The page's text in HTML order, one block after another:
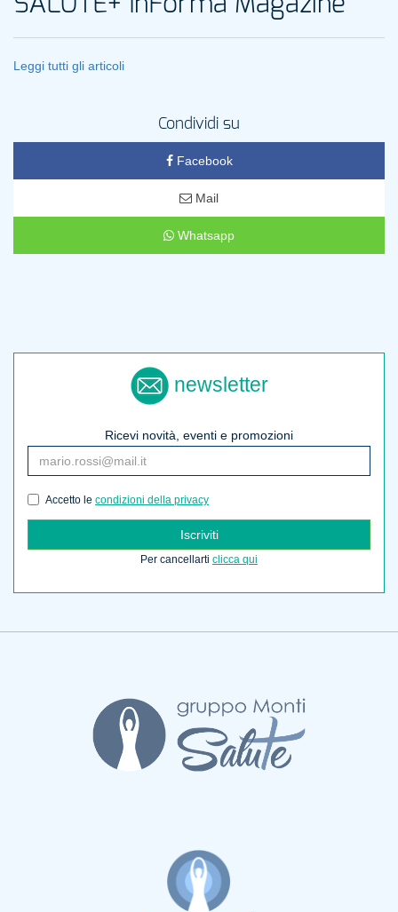
Leggi tutti gli articoli
Condividi su
Facebook
Mail
Whatsapp
newsletter
Ricevi novità, eventi e promozioni
Accetto le condizioni della privacy
Iscriviti
Per cancellarti clicca qui